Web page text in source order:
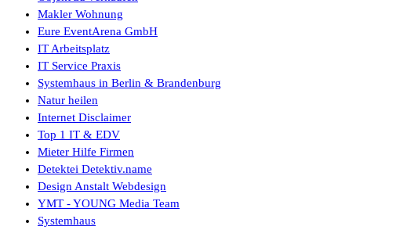
Makler Wohnung
Eure EventArena GmbH
IT Arbeitsplatz
IT Service Praxis
Systemhaus in Berlin & Brandenburg
Natur heilen
Internet Disclaimer
Top 1 IT & EDV
Mieter Hilfe Firmen
Detektei Detektiv.name
Design Anstalt Webdesign
YMT - YOUNG Media Team
Systemhaus